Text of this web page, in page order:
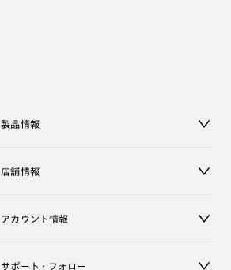
製品情報
店舗情報
アカウント情報
サポート・フォロー